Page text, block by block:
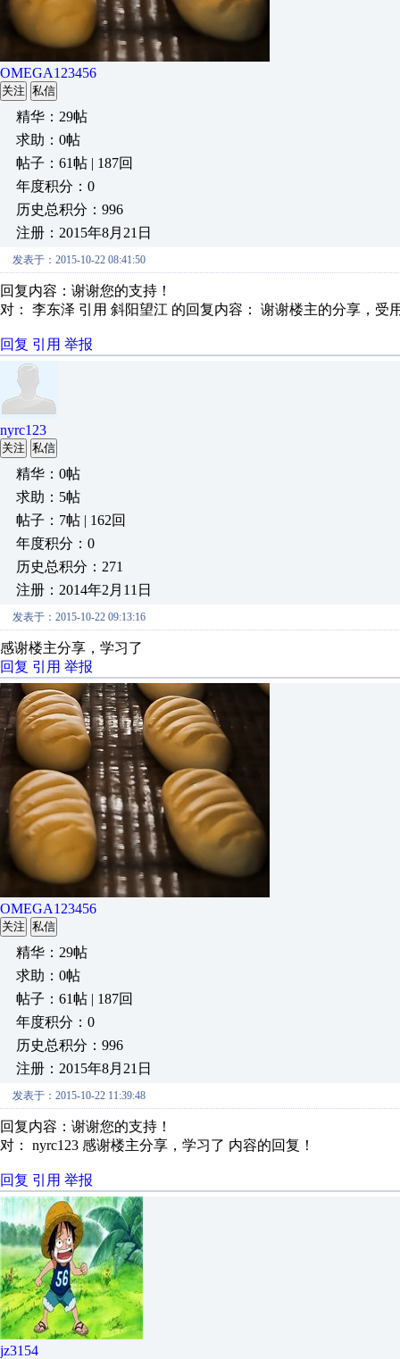
OMEGA123456
关注 私信
精华：29帖
求助：0帖
帖子：61帖 | 187回
年度积分：0
历史总积分：996
注册：2015年8月21日
发表于：2015-10-22 08:41:50
回复内容：谢谢您的支持！
对： 李东泽 引用 斜阳望江 的回复内容： 谢谢楼主的分享，受
回复 引用 举报
nyrc123
关注 私信
精华：0帖
求助：5帖
帖子：7帖 | 162回
年度积分：0
历史总积分：271
注册：2014年2月11日
发表于：2015-10-22 09:13:16
感谢楼主分享，学习了
回复 引用 举报
OMEGA123456
关注 私信
精华：29帖
求助：0帖
帖子：61帖 | 187回
年度积分：0
历史总积分：996
注册：2015年8月21日
发表于：2015-10-22 11:39:48
回复内容：谢谢您的支持！
对： nyrc123 感谢楼主分享，学习了 内容的回复！
回复 引用 举报
jz3154